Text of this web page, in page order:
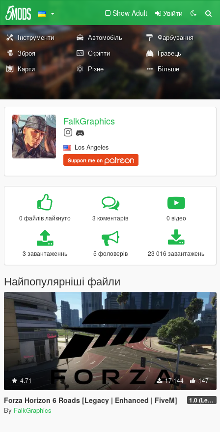
Show Adult Увійти
Інструменти Автомобіль
Фарбування
Зброя
Скріпти
Гравець
Карти
Різне Більше
FalkGraphics
Los Angeles
Support me on
0 файлів лайкнуто 3 коментарів 0 відео
3 завантаженнь 5 фоловерів 23 016 завантажень
Найпопулярніші файли
4.71 17 144 147
Forza Horizon 6 Roads [Legacy | Enhanced | FiveM] 1.0 (Legacy)
By FalkGraphics